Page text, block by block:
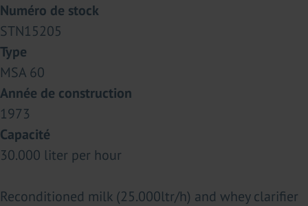
Numéro de stock
STN15205
Type
MSA 60
Année de construction
1973
Capacité
30.000 liter per hour
Reconditioned milk (25.000ltr/h) and whey clarifier